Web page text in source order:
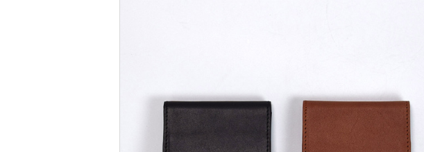
1000円以上3000円
オリ達におすすめ